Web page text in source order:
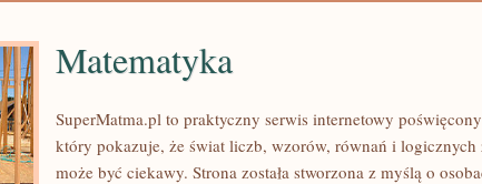
Matematyka
SuperMatma.pl to praktyczny serwis internetowy
który pokazuje, że świat liczb, wzorów, równań i logicznych
może być ciekawy. Strona została stworzona z myślą o